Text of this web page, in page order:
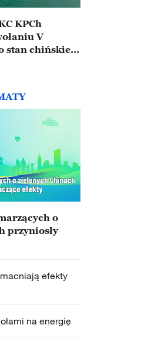
KPCh
V
stan chińskiej
o
przyniosły
efekty
na energię